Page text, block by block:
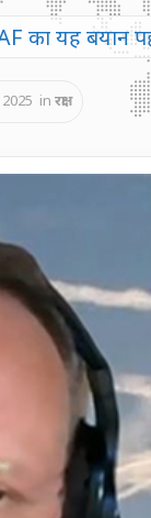
का यह बयान
in रक्षा